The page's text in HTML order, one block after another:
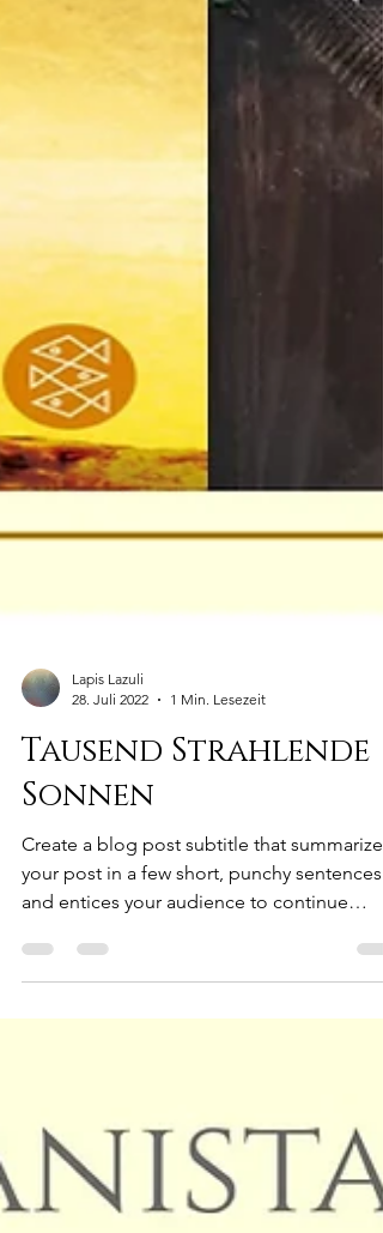
28. Juli 2022
1 Min. Lesezeit
Tausend Strahlende
Sonnen
Create a blog post subtitle that summarizes
and entices your audience to continue
reading....